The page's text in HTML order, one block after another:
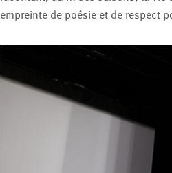
empreinte de poésie et de respect